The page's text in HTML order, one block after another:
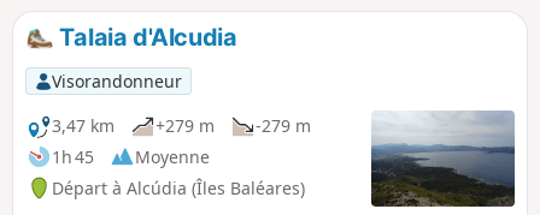
Talaia d'Alcudia
Visorandonneur
3,47 km
+279 m
-279 m
1h 45
Moyenne
Départ à Alcúdia (Îles Baléares)